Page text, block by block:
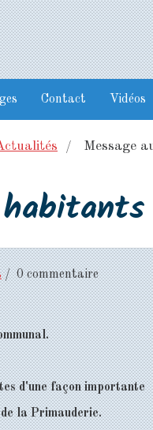
Contact Vidéos
Message
0 commentaire
d'une façon importante
la Primauderie.